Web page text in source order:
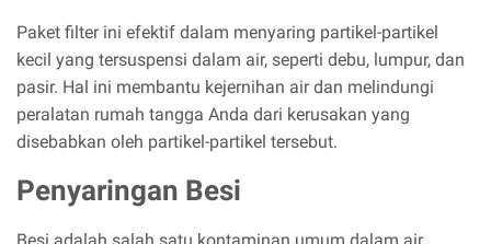
Paket filter ini efektif dalam menyaring partikel-partikel
kecil yang tersuspensi dalam air, seperti debu, lumpur, dan
pasir. Hal ini membantu kejernihan air dan melindungi
peralatan rumah tangga Anda dari kerusakan yang
disebabkan oleh partikel-partikel tersebut.
Penyaringan Besi